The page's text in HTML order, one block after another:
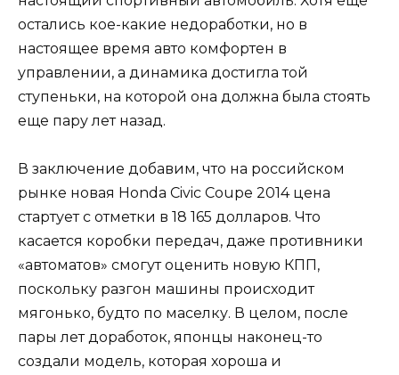
остались кое-какие недоработки, но в
настоящее время авто комфортен в
управлении, а динамика достигла той
ступеньки, на которой она должна была стоять
еще пару лет назад.
В заключение добавим, что на российском
рынке новая Honda Civic Coupe 2014 цена
стартует с отметки в 18 165 долларов. Что
касается коробки передач, даже противники
«автоматов» смогут оценить новую КПП,
поскольку разгон машины происходит
мягонько, будто по маселку. В целом, после
пары лет доработок, японцы наконец-то
создали модель, которая хороша и